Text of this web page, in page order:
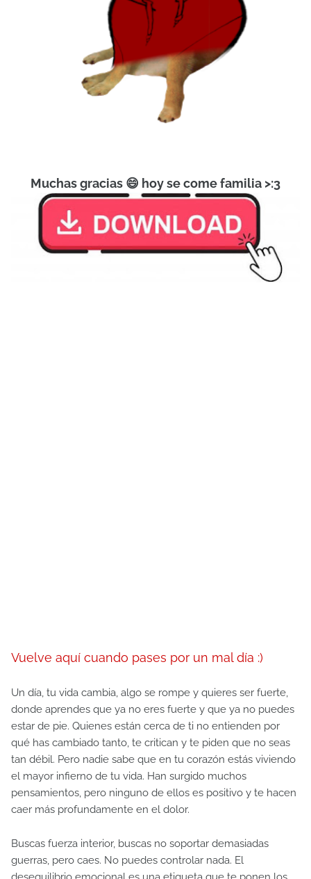
Muchas gracias 😄 hoy se come familia >:3
Vuelve aquí cuando pases por un mal día :)
Un día, tu vida cambia, algo se rompe y quieres ser fuerte,
donde aprendes que ya no eres fuerte y que ya no puedes
estar de pie. Quienes están cerca de ti no entienden por
qué has cambiado tanto, te critican y te piden que no seas
tan débil. Pero nadie sabe que en tu corazón estás viviendo
el mayor infierno de tu vida. Han surgido muchos
pensamientos, pero ninguno de ellos es positivo y te hacen
caer más profundamente en el dolor.
Buscas fuerza interior, buscas no soportar demasiadas
guerras, pero caes. No puedes controlar nada. El